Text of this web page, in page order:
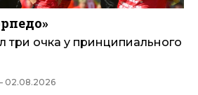
три очка у принципиального
02.08.2026